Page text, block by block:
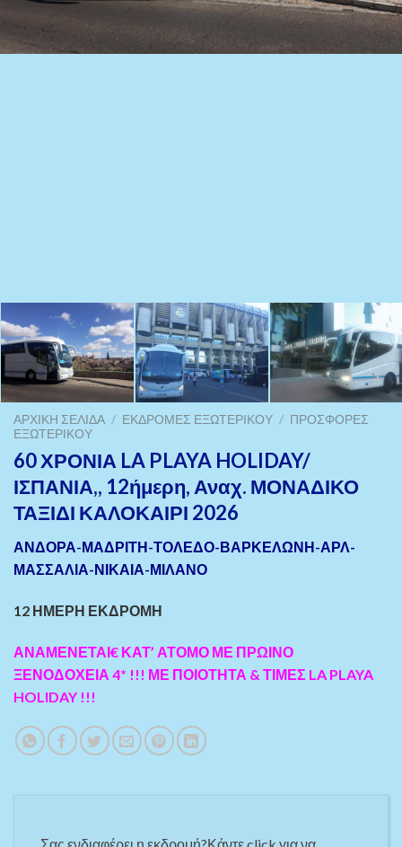
ΑΡΧΙΚΉ ΣΕΛΊΔΑ / ΕΚΔΡΟΜΈΣ ΕΞΩΤΕΡΙΚΟΎ / ΠΡΟΣΦΟΡΈΣ
ΕΞΩΤΕΡΙΚΟΎ
60 ΧΡΟΝΙΑ LA PLAYA HOLIDAY/
ΙΣΠΑΝΙΑ,, 12ήμερη, Αναχ. ΜΟΝΑΔΙΚΟ
ΤΑΞΙΔΙ ΚΑΛΟΚΑΙΡΙ 2026
ΑΝΔΟΡΑ-ΜΑΔΡΙΤΗ-ΤΟΛΕΔΟ-ΒΑΡΚΕΛΩΝΗ-ΑΡΛ-
ΜΑΣΣΑΛΙΑ-ΝΙΚΑΙΑ-ΜΙΛΑΝΟ
12 ΗΜΕΡΗ ΕΚΔΡΟΜΗ
ΑΝΑΜΕΝΕΤΑΙ€ ΚΑΤ’ ΑΤΟΜΟ ΜΕ ΠΡΩΙΝΟ
ΞΕΝΟΔΟΧΕΙΑ 4* !!! ΜΕ ΠΟΙΟΤΗΤΑ & ΤΙΜΕΣ LA PLAYA
HOLIDAY !!!
Σας ενδιαφέρει η εκδρομή?Κάντε click για να